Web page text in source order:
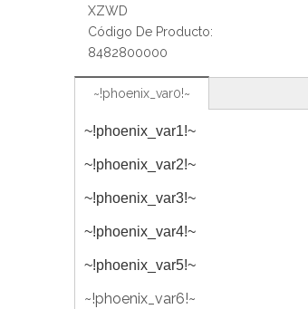
XZWD
Código De Producto:
8482800000
~!phoenix_var0!~
~!phoenix_var1!~
~!phoenix_var2!~
~!phoenix_var3!~
~!phoenix_var4!~
~!phoenix_var5!~
~!phoenix_var6!~